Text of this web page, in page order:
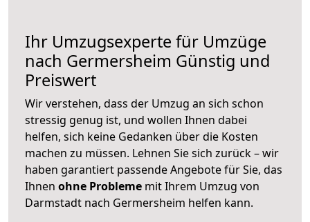
Ihr Umzugsexperte für Umzüge
nach Germersheim Günstig und
Preiswert
Wir verstehen, dass der Umzug an sich schon
stressig genug ist, und wollen Ihnen dabei
helfen, sich keine Gedanken über die Kosten
machen zu müssen. Lehnen Sie sich zurück – wir
haben garantiert passende Angebote für Sie, das
Ihnen ohne Probleme mit Ihrem Umzug von
Darmstadt nach Germersheim helfen kann.